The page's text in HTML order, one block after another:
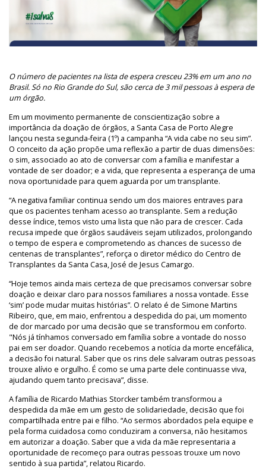
O número de pacientes na lista de espera cresceu 23% em um ano no
Brasil. Só no Rio Grande do Sul, são cerca de 3 mil pessoas à espera de
um órgão.
Em um movimento permanente de conscientização sobre a
importância da doação de órgãos, a Santa Casa de Porto Alegre
lançou nesta segunda-feira (1º) a campanha “A vida cabe no seu sim”.
O conceito da ação propõe uma reflexão a partir de duas dimensões:
o sim, associado ao ato de conversar com a família e manifestar a
vontade de ser doador; e a vida, que representa a esperança de uma
nova oportunidade para quem aguarda por um transplante.
“A negativa familiar continua sendo um dos maiores entraves para
que os pacientes tenham acesso ao transplante. Sem a redução
desse índice, temos visto uma lista que não para de crescer. Cada
recusa impede que órgãos saudáveis sejam utilizados, prolongando
o tempo de espera e comprometendo as chances de sucesso de
centenas de transplantes”, reforça o diretor médico do Centro de
Transplantes da Santa Casa, José de Jesus Camargo.
“Hoje temos ainda mais certeza de que precisamos conversar sobre
doação e deixar claro para nossos familiares a nossa vontade. Esse
‘sim’ pode mudar muitas histórias”. O relato é de Simone Martins
Ribeiro, que, em maio, enfrentou a despedida do pai, um momento
de dor marcado por uma decisão que se transformou em conforto.
"Nós já tínhamos conversado em família sobre a vontade do nosso
pai em ser doador. Quando recebemos a notícia da morte encefálica,
a decisão foi natural. Saber que os rins dele salvaram outras pessoas
trouxe alívio e orgulho. É como se uma parte dele continuasse viva,
ajudando quem tanto precisava”, disse.
A família de Ricardo Mathias Storcker também transformou a
despedida da mãe em um gesto de solidariedade, decisão que foi
compartilhada entre pai e filho. “Ao sermos abordados pela equipe e
pela forma cuidadosa como conduziram a conversa, não hesitamos
em autorizar a doação. Saber que a vida da mãe representaria a
oportunidade de recomeço para outras pessoas trouxe um novo
sentido à sua partida”, relatou Ricardo.